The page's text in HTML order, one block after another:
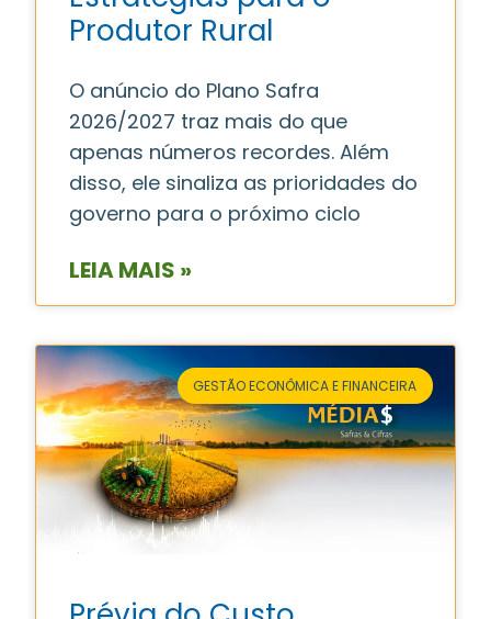
Produtor Rural
O anúncio do Plano Safra
2026/2027 traz mais do que
apenas números recordes. Além
disso, ele sinaliza as prioridades do
governo para o próximo ciclo
LEIA MAIS »
GESTÃO ECONÔMICA E FINANCEIRA